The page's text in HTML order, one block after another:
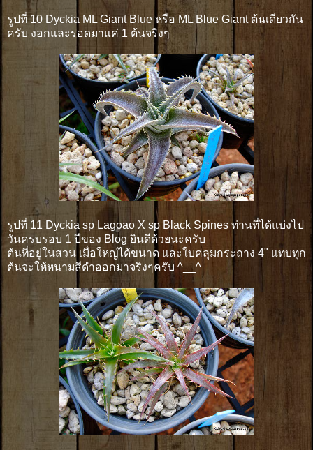
รูปที่ 10 Dyckia ML Giant Blue หรือ ML Blue Giant ต้นเดียวกัน
ครับ งอกและรอดมาแค่ 1 ต้นจริงๆ
รูปที่ 11 Dyckia sp Lagoao X sp Black Spines ท่านที่ได้แบ่งไป
วันครบรอบ 1 ปีของ Blog ยินดีด้วยนะครับ
ต้นที่อยู่ในสวน เมื่อใหญ่ได้ขนาด และใบคลุมกระถาง 4" แทบทุก
ต้นจะให้หนามสีดำออกมาจริงๆครับ ^__^